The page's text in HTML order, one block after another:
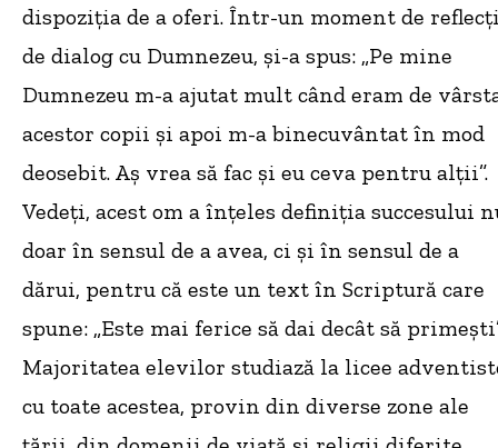
dispoziția de a oferi. Într-un moment de
de dialog cu Dumnezeu, și-a spus: „Pe mine
Dumnezeu m-a ajutat mult când eram de
acestor copii și apoi m-a binecuvântat în mod
deosebit. Aș vrea să fac și eu ceva pentru alții”.
Vedeți, acest om a înțeles definiția succesului
doar în sensul de a avea, ci și în sensul de a
dărui, pentru că este un text în Scriptură care
spune: „Este mai ferice să dai decât să
Majoritatea elevilor studiază la licee
cu toate acestea, provin din diverse zone ale